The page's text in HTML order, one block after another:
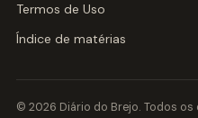
Termos de Uso
Índice de matérias
© 2026 Diário do Brejo. Todos